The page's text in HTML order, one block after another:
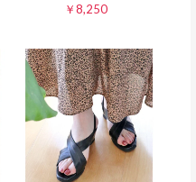
￥8,250